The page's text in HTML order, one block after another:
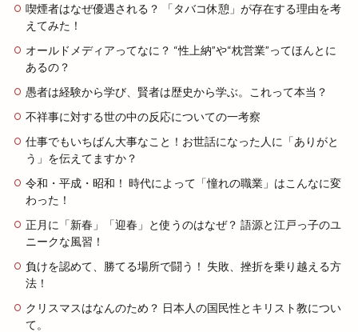
喫煙者はなぜ優遇される？ 「タバコ休憩」が存在する理由を考
えてみた！
オールドメディアってなに？ “性上納”や“枕営業”ってほんとに
あるの？
愚者は経験から学び、賢者は歴史から学ぶ。これって本当？
不祥事に対する世の中の反応についての一考察
仕事でもいちばん大事なこと！お世話になった人に「ありがと
う」を伝えてますか？
令和・平成・昭和！ 時代によって「憧れの職業」はこんなに変
わった！
正月に「新春」「迎春」と使うのはなぜ？ 語源と江戸っ子のユ
ニークな風習！
負けを認めて、勝てる場所で闘う！ 失敗、挫折を乗り越える方
法！
クリスマスはなんのため？ 日本人の国民性とキリスト教につい
て。